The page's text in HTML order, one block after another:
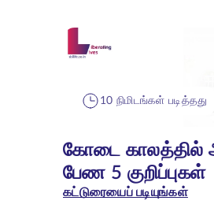
10 நிமிடங்கள் படித்தது
கோடை காலத்தில்
பேண 5 குறிப்புகள்
கட்டுரையைப் படியுங்கள்